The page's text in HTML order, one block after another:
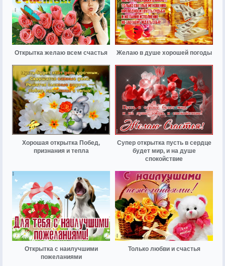
Открытка желаю всем счастья Желаю в душе хорошей погоды
Хорошая открытка Побед,
признания и тепла
Супер открытка пусть в сердце
будет мир, и на душе
спокойствие
Открытка с наилучшими
пожеланиями
Только любви и счастья